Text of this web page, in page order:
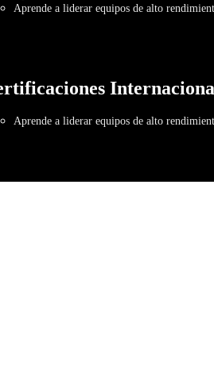
Aprende a liderar equipos de alto
Aprende a liderar equipos de alto